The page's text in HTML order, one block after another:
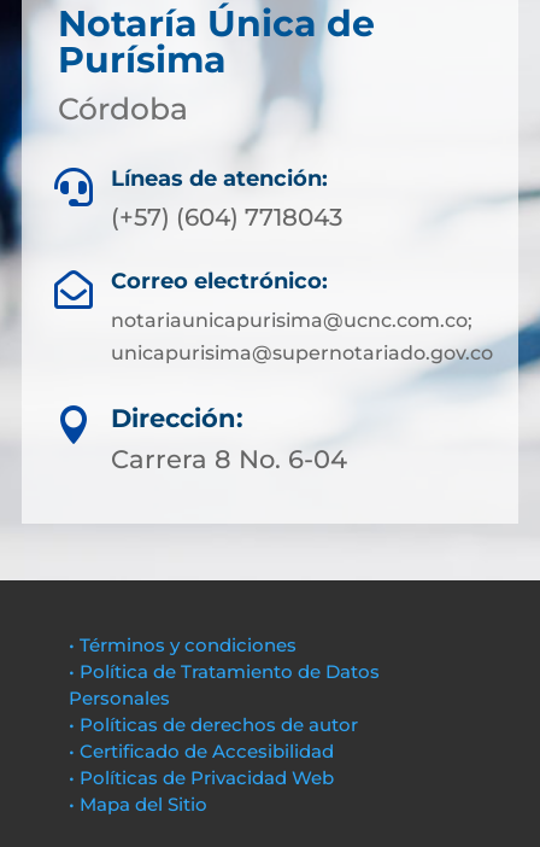
Notaría Única de
Purísima
Córdoba
 Líneas de atención:
(+57) (604) 7718043
 Correo electrónico:
notariaunicapurisima@ucnc.com.co;
unicapurisima@supernotariado.gov.co

Dirección:
Carrera 8 No. 6-04
• Términos y condiciones
• Política de Tratamiento de Datos
Personales
• Políticas de derechos de autor
• Certificado de Accesibilidad
• Políticas de Privacidad Web
• Mapa del Sitio